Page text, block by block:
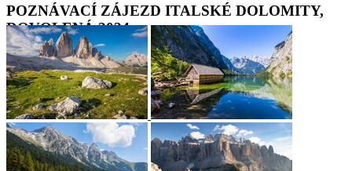
POZNÁVACÍ ZÁJEZD ITALSKÉ DOLOMITY,
DOVOLENÁ 2024
••••••••